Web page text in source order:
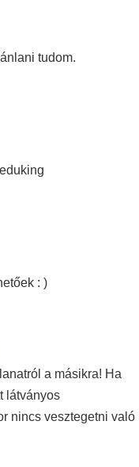
tudom.
: )
a másikra! Ha
látványos
nincs vesztegetni való